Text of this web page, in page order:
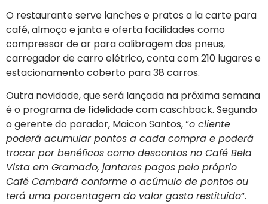
O restaurante serve lanches e pratos a la carte para
café, almoço e janta e oferta facilidades como
compressor de ar para calibragem dos pneus,
carregador de carro elétrico, conta com 210 lugares e
estacionamento coberto para 38 carros.
Outra novidade, que será lançada na próxima semana
é o programa de fidelidade com caschback. Segundo
o gerente do parador, Maicon Santos, “o cliente
poderá acumular pontos a cada compra e poderá
trocar por benéficos como descontos no Café Bela
Vista em Gramado, jantares pagos pelo próprio
Café Cambará conforme o acúmulo de pontos ou
terá uma porcentagem do valor gasto restituído“.